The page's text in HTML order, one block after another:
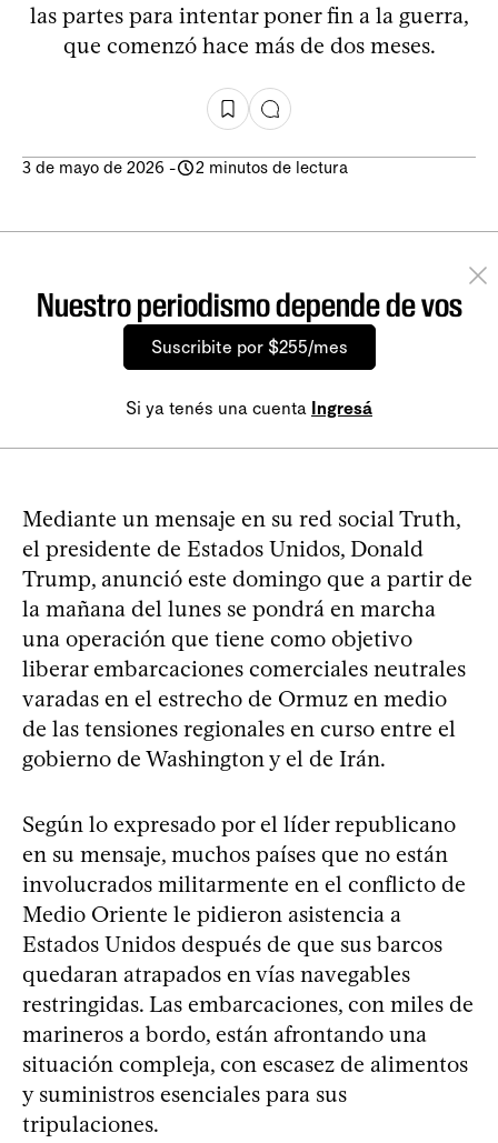
las partes para intentar poner fin a la guerra,
que comenzó hace más de dos meses.
3 de mayo de 2026 - 2 minutos de lectura
Nuestro periodismo depende de vos
Suscribite por $255/mes
Si ya tenés una cuenta Ingresá
Mediante un mensaje en su red social Truth,
el presidente de Estados Unidos, Donald
Trump, anunció este domingo que a partir de
la mañana del lunes se pondrá en marcha
una operación que tiene como objetivo
liberar embarcaciones comerciales neutrales
varadas en el estrecho de Ormuz en medio
de las tensiones regionales en curso entre el
gobierno de Washington y el de Irán.
Según lo expresado por el líder republicano
en su mensaje, muchos países que no están
involucrados militarmente en el conflicto de
Medio Oriente le pidieron asistencia a
Estados Unidos después de que sus barcos
quedaran atrapados en vías navegables
restringidas. Las embarcaciones, con miles de
marineros a bordo, están afrontando una
situación compleja, con escasez de alimentos
y suministros esenciales para sus
tripulaciones.